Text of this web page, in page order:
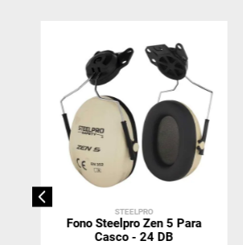
STEELPRO
Fono Steelpro Zen 5 Para
Casco - 24 DB